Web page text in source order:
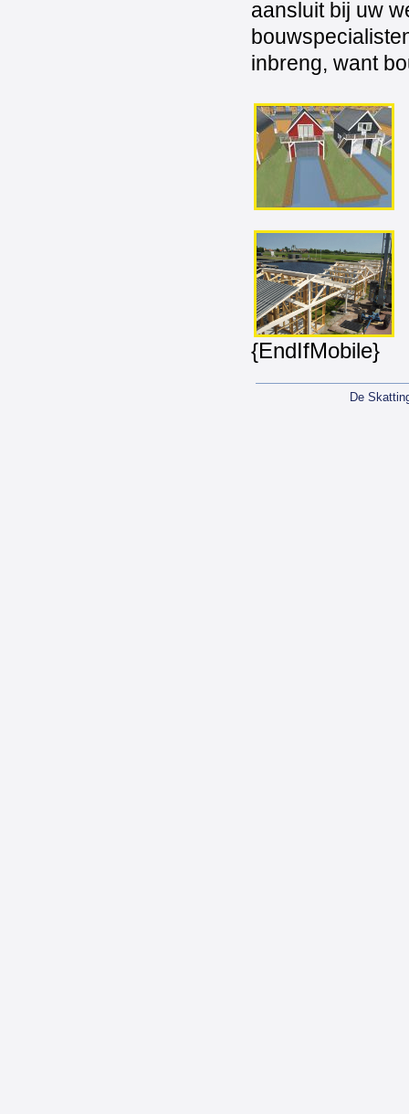
aansluit bij uw
inbreng, want
{EndIfMobile}
De